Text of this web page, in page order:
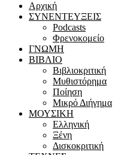
Αρχική
ΣΥΝΕΝΤΕΥΞΕΙΣ
Podcasts
Φρενοκομείο
ΓΝΩΜΗ
ΒΙΒΛΙΟ
Βιβλιοκριτική
Μυθιστόρημα
Ποίηση
Μικρό Διήγημα
ΜΟΥΣΙΚΗ
Ελληνική
Ξένη
Δισκοκριτική